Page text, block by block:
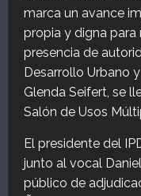
marca un avance
propia y digna para
presencia de
Desarrollo Urbano
Glenda Seifert, se
Salón de Usos
El presidente del
junto al vocal
público de